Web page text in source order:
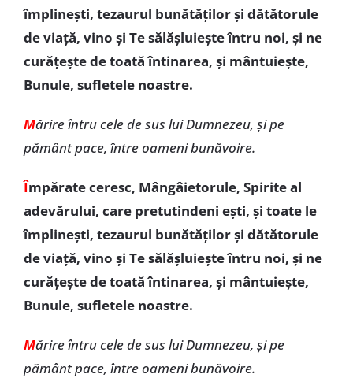
împlineşti, tezaurul bunătăţilor şi dătătorule
de viaţă, vino şi Te sălășluiește întru noi, și ne
curăţeşte de toată întinarea, şi mântuieşte,
Bunule, sufletele noastre.
Mărire întru cele de sus lui Dumnezeu, şi pe
pământ pace, între oameni bunăvoire.
Împărate ceresc, Mângâietorule, Spirite al
adevărului, care pretutindeni eşti, şi toate le
împlineşti, tezaurul bunătăţilor şi dătătorule
de viaţă, vino şi Te sălășluiește întru noi, și ne
curăţeşte de toată întinarea, şi mântuieşte,
Bunule, sufletele noastre.
Mărire întru cele de sus lui Dumnezeu, şi pe
pământ pace, între oameni bunăvoire.